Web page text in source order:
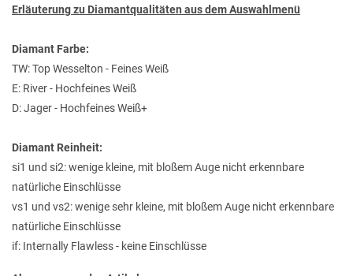
Erläuterung zu Diamantqualitäten aus dem Auswahlmenü
Diamant Farbe:
TW: Top Wesselton - Feines Weiß
E: River - Hochfeines Weiß
D: Jager - Hochfeines Weiß+
Diamant Reinheit:
si1 und si2: wenige kleine, mit bloßem Auge nicht erkennbare
natürliche Einschlüsse
vs1 und vs2: wenige sehr kleine, mit bloßem Auge nicht erkennbare
natürliche Einschlüsse
if: Internally Flawless - keine Einschlüsse